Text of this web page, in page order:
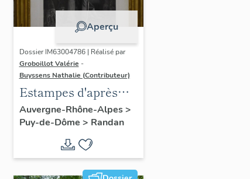
Aperçu
Dossier IM63004786 | Réalisé par
Groboillot Valérie -
Buyssens Nathalie (Contributeur)
Estampes d'après
Franz Xaver
Winterhalter (2) :
Portrait de Louis
Philippe Ier, roi des
Français
Auvergne-Rhône-Alpes>
Puy-de-Dôme > Randan